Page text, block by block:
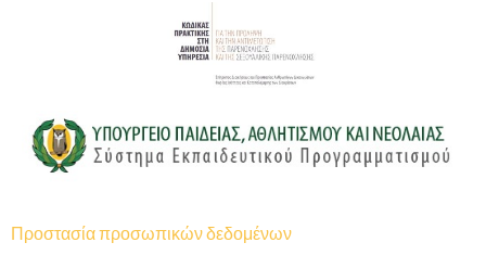
Προστασία προσωπικών δεδομένων